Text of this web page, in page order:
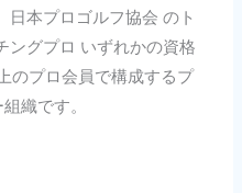
日本プロゴルフ協会 のト
ングプロ いずれかの資格
のプロ会員で構成するプ
織です。